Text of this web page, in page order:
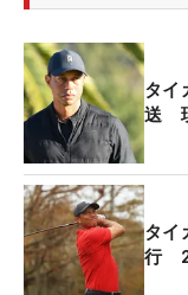
のの、ブレーキ
とから、かなり
影響で反対車線
見られる。
タイ
送
タイ
行